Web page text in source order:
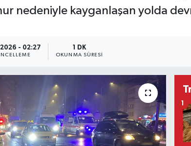
nedeniyle kayganlaşan yolda
- 02:27 1 DK
OKUNMA SÜRESI
1